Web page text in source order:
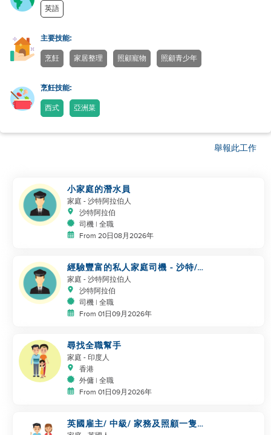
英語
主要技能:
烹飪 家居整理 照顧寵物 照顧青少年
烹飪技能:
西式 亞洲菜
舉報此工作
小家庭的潛水員
家庭 - 沙特阿拉伯人
沙特阿拉伯
司機 | 全職
From 20日08月2026年
經驗豐富的私人家庭司機 - 沙特/
海灣合作委員會經驗
家庭 - 沙特阿拉伯人
沙特阿拉伯
司機 | 全職
From 01日09月2026年
尋找全職幫手
家庭 - 印度人
香港
外傭 | 全職
From 01日09月2026年
英國雇主/ 中級/ 家務及照顧一隻